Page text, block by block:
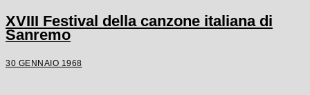
XVIII Festival della canzone italiana di
Sanremo
30 GENNAIO 1968